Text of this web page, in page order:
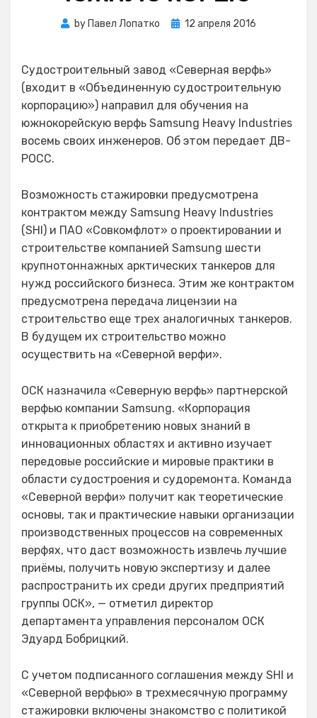
by Павел Лопатко
Posted
12 апреля 2016
Судостроительный завод «Северная верфь»
(входит в «Объединенную судостроительную
корпорацию») направил для обучения на
южнокорейскую верфь Samsung Heavy Industries
восемь своих инженеров. Об этом передает ДВ-
РОСС.
Возможность стажировки предусмотрена
контрактом между Samsung Heavy Industries
(SHI) и ПАО «Совкомфлот» о проектировании и
строительстве компанией Samsung шести
крупнотоннажных арктических танкеров для
нужд российского бизнеса. Этим же контрактом
предусмотрена передача лицензии на
строительство еще трех аналогичных танкеров.
В будущем их строительство можно
осуществить на «Северной верфи».
ОСК назначила «Северную верфь» партнерской
верфью компании Samsung. «Корпорация
открыта к приобретению новых знаний в
инновационных областях и активно изучает
передовые российские и мировые практики в
области судостроения и судоремонта. Команда
«Северной верфи» получит как теоретические
основы, так и практические навыки организации
производственных процессов на современных
верфях, что даст возможность извлечь лучшие
приёмы, получить новую экспертизу и далее
распространить их среди других предприятий
группы ОСК», — отметил директор
департамента управления персоналом ОСК
Эдуард Бобрицкий.
С учетом подписанного соглашения между SHI и
«Северной верфью» в трехмесячную программу
стажировки включены знакомство с политикой